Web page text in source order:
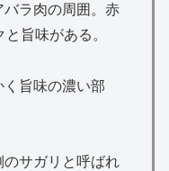
ラ肉の周囲。赤
旨味がある。
旨味の濃い部
サガリと呼ばれ